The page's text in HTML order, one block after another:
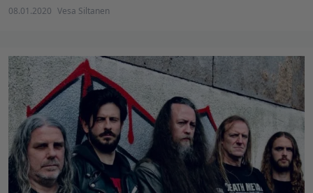
08.01.2020 Vesa Siltanen